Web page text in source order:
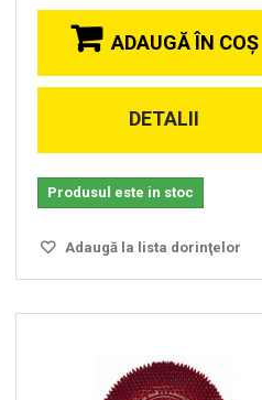
ADAUGĂ ÎN COŞ
DETALII
Produsul este in stoc
Adaugă la lista dorinţelor
Vizionare